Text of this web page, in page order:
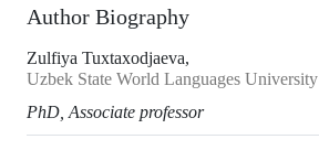
Author Biography
Zulfiya Tuxtaxodjaeva,
Uzbek State World Languages University
PhD, Associate professor